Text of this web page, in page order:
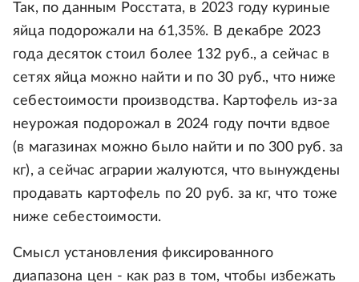
Так, по данным Росстата, в 2023 году куриные
яйца подорожали на 61,35%. В декабре 2023
года десяток стоил более 132 руб., а сейчас в
сетях яйца можно найти и по 30 руб., что ниже
себестоимости производства. Картофель из-за
неурожая подорожал в 2024 году почти вдвое
(в магазинах можно было найти и по 300 руб. за
кг), а сейчас аграрии жалуются, что вынуждены
продавать картофель по 20 руб. за кг, что тоже
ниже себестоимости.
Смысл установления фиксированного
диапазона цен - как раз в том, чтобы избежать